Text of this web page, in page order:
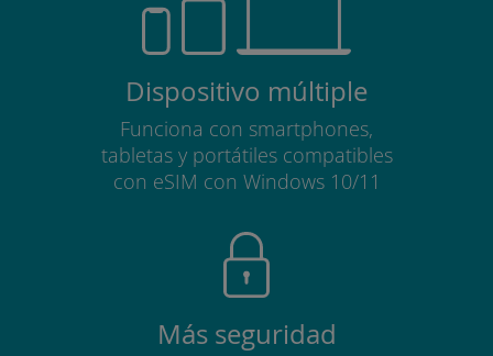
Dispositivo múltiple
Funciona con smartphones,
tabletas y portátiles compatibles
con eSIM con Windows 10/11
Más seguridad